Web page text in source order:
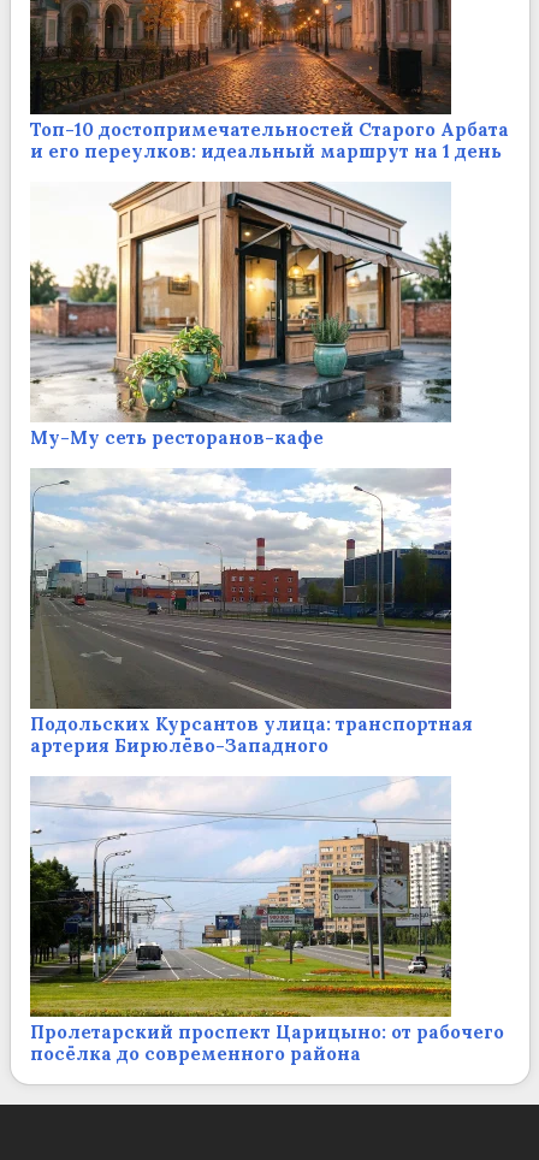
Топ-10 достопримечательностей Старого Арбата
и его переулков: идеальный маршрут на 1 день
Му-Му сеть ресторанов-кафе
Подольских Курсантов улица: транспортная
артерия Бирюлёво-Западного
Пролетарский проспект Царицыно: от рабочего
посёлка до современного района